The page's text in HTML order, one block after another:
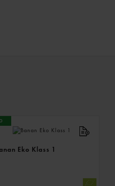
Eko Klass 1